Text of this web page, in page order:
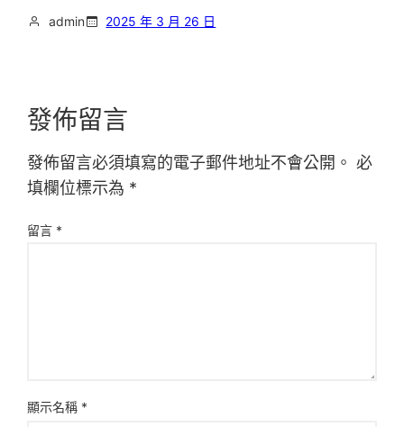
admin 2025 年 3 月 26 日
發佈留言
發佈留言必須填寫的電子郵件地址不會公開。 必
填欄位標示為 *
留言 *
顯示名稱 *